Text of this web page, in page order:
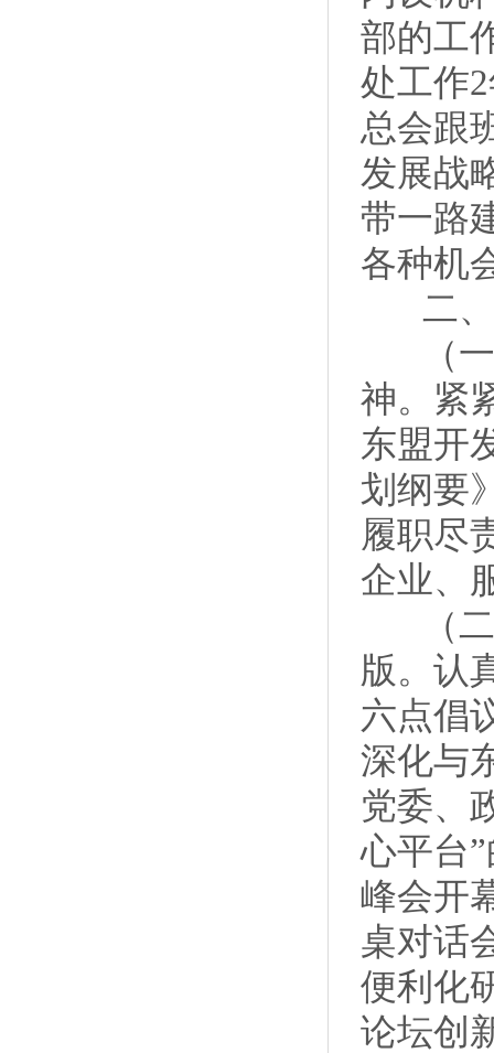
部的工
处工作
总会跟
发展战
带一路
各种机
二、
（一
神。紧
东盟开
划纲要
履职尽
企业、
（二
版。认
六点倡
深化与
党委、
心平台
峰会开
桌对话
便利化
论坛创